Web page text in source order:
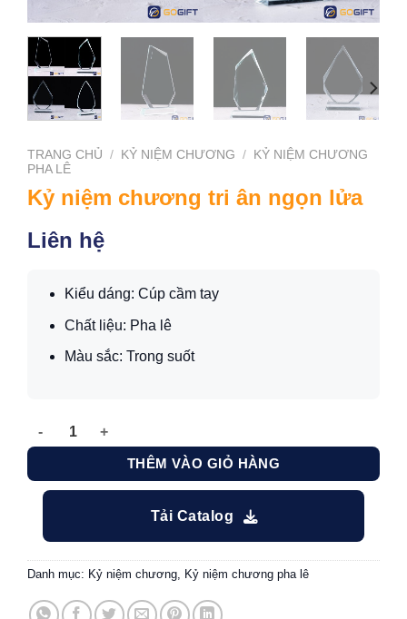
TRANG CHỦ / KỶ NIỆM CHƯƠNG /
KỶ NIỆM CHƯƠNG
PHA LÊ
Kỷ niệm chương tri ân ngọn lửa
Liên hệ
Kiểu dáng: Cúp cầm tay
Chất liệu: Pha lê
Màu sắc: Trong suốt
Kỷ niệm chương tri ân ngọn lửa số lượng
THÊM VÀO GIỎ HÀNG
Tải Catalog
Danh mục: Kỷ niệm chương, Kỷ niệm chương pha lê